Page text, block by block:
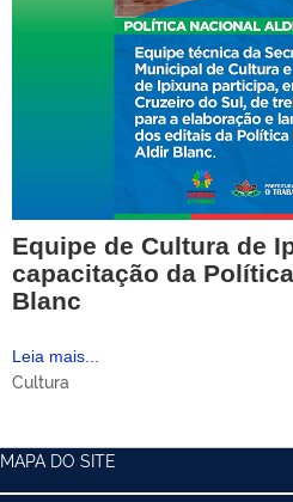
Equipe de Cultura de
capacitação da
Blanc
Leia mais...
Cultura
MAPA DO SITE